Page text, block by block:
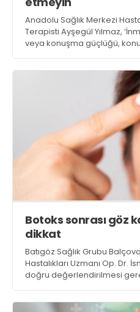
Anadolu Sağlık Merkezi
Terapisti Ayşegül Yılmaz,
veya konuşma güçlüğü,
bağımsızlığını ve yaşam
Botoks sonrası göz
dikkat
Batıgöz Sağlık Grubu
Hastalıkları Uzmanı Op. Dr.
doğru değerlendirilmesi